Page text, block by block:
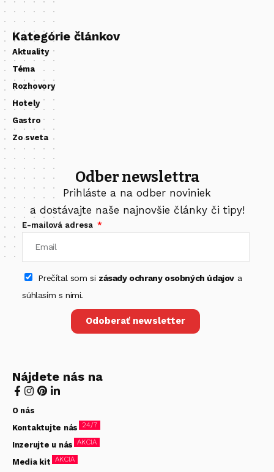
Kategórie článkov
Aktuality
Téma
Rozhovory
Hotely
Gastro
Zo sveta
Odber newslettra
Prihláste a na odber noviniek
a dostávajte naše najnovšie články či tipy!
E-mailová adresa
Prečítal som si zásady ochrany osobných údajova
súhlasím s nimi.
Odoberať newsletter
Nájdete nás na
O nás
Kontaktujte nás 24/7
Inzerujte u nás AKCIA
Media kit AKCIA